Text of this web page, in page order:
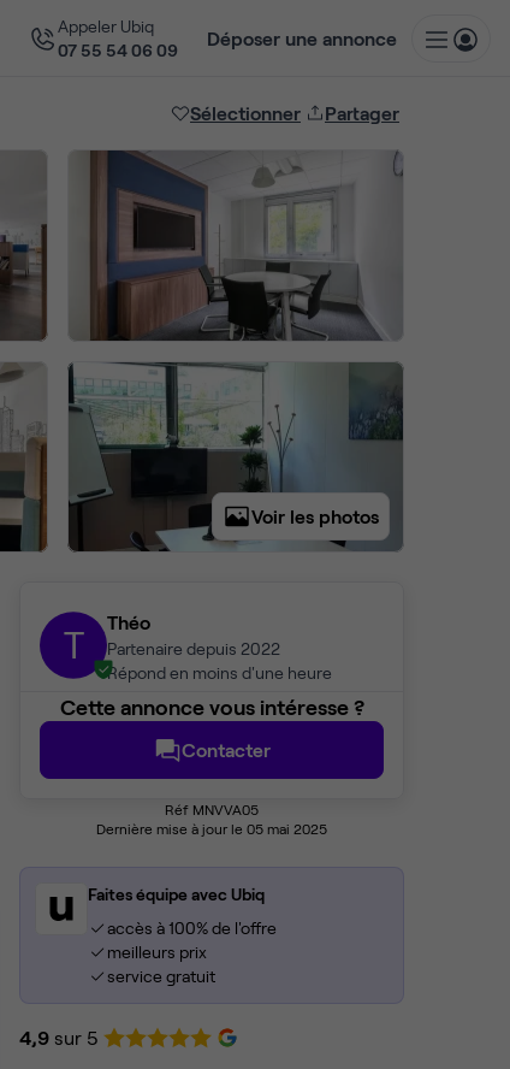
Appeler Ubiq
07 55 54 06 09
Déposer une annonce
Sélectionner Partager
Voir les photos
T Théo
Partenaire depuis 2022
Répond en moins d'une heure
Cette annonce vous intéresse ?
Contacter
Réf MNVVA05
Dernière mise à jour le 05 mai 2025
Faites équipe avec Ubiq
accès à 100% de l'offre
meilleurs prix
service gratuit
4,9 sur 5